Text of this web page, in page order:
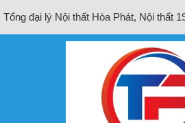
Tổng đại lý Nội thất Hòa Phát, Nội thất